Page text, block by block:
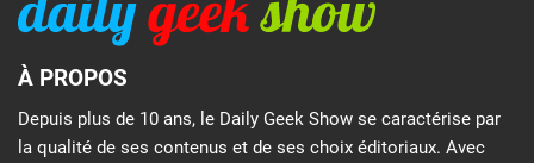
À PROPOS
Depuis plus de 10 ans, le Daily Geek Show se caractérise par
la qualité de ses contenus et de ses choix éditoriaux. Avec